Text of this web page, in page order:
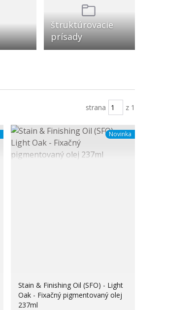
štruktúrovacie
prísady
strana z 1
Novinka
Stain & Finishing Oil (SFO) - Light
Oak - Fixačný pigmentovaný olej
237ml